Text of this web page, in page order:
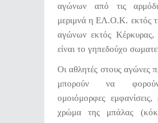
αγώνων από τις
μεριμνά η ΕΛ.Ο.Κ. εκτός
αγώνων εκτός Κέρκυρας,
είναι το γηπεδούχο
Οι αθλητές στους αγώνες
μπορούν να
ομοιόμορφες
χρώμα της μπάλας